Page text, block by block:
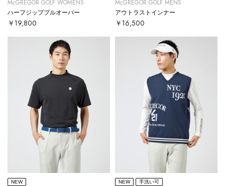
McGREGOR GOLF WOMENS
ハーフジッププルオーバー
￥19,800
McGREGOR GOLF MENS
アウトラストインナー
￥16,500
NEW NEW 手洗い可